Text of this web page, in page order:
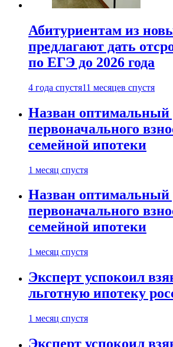
Абитуриентам из
предлагают дать
по ЕГЭ до 2026 года
4 года спустя11 месяцев спустя
Назван оптимальный
первоначального
семейной ипотеки
1 месяц спустя
Назван оптимальный
первоначального
семейной ипотеки
1 месяц спустя
Эксперт успокоил
льготную ипотеку
1 месяц спустя
Эксперт успокоил